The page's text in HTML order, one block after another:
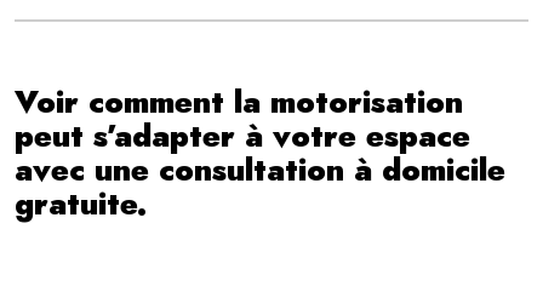
Voir comment la motorisation
peut s’adapter à votre espace
avec une consultation à domicile
gratuite.